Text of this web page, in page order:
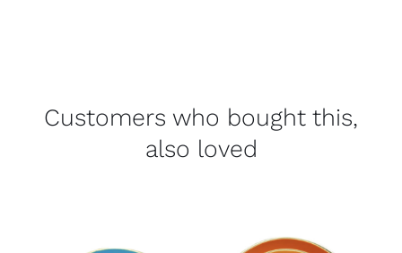
Customers who bought this,
also loved